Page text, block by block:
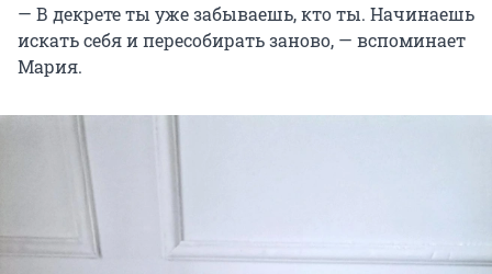
— В декрете ты уже забываешь, кто ты. Начинаешь
искать себя и пересобирать заново, — вспоминает
Мария.